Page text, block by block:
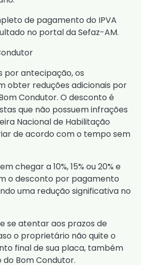
de pagamento do IPVA
no portal da Sefaz-AM.
por antecipação, os
obter reduções adicionais por
Condutor. O desconto é
que não possuem infrações
Nacional de Habilitação
de acordo com o tempo sem
chegar a 10%, 15% ou 20% e
o desconto por pagamento
uma redução significativa no
se atentar aos prazos de
o proprietário não quite o
final de sua placa, também
Bom Condutor.